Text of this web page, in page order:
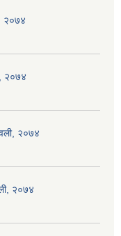
२०७४
२०७४
२०७४
२०७४